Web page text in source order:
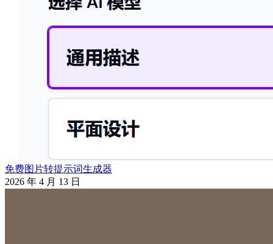
免费图片转提示词生成器
2026 年 4 月 13 日